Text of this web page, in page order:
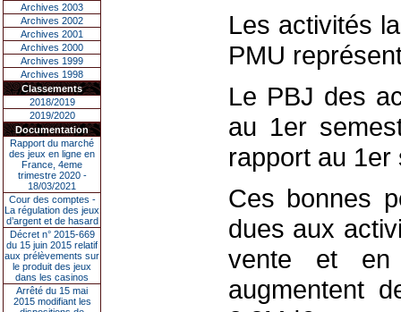
Archives 2003
Archives 2002
Archives 2001
Archives 2000
Archives 1999
Archives 1998
Classements
2018/2019
2019/2020
Documentation
Rapport du marché
des jeux en ligne en
France, 4eme
trimestre 2020 -
18/03/2021
Cour des comptes -
La régulation des jeux
d’argent et de hasard
Décret n° 2015-669
du 15 juin 2015 relatif
aux prélèvements sur
le produit des jeux
dans les casinos
Arrêté du 15 mai
2015 modifiant les
Les activités
PMU
Le PBJ des
au 1er
rapport au
Ces bonnes
dues aux
vente et en
augmentent